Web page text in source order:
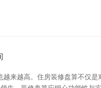
来越高。住房装修盘算不仅